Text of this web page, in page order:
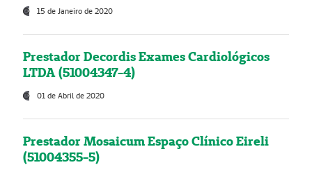
15 de Janeiro de 2020
Prestador Decordis Exames Cardiológicos
LTDA (51004347-4)
01 de Abril de 2020
Prestador Mosaicum Espaço Clínico Eireli
(51004355-5)